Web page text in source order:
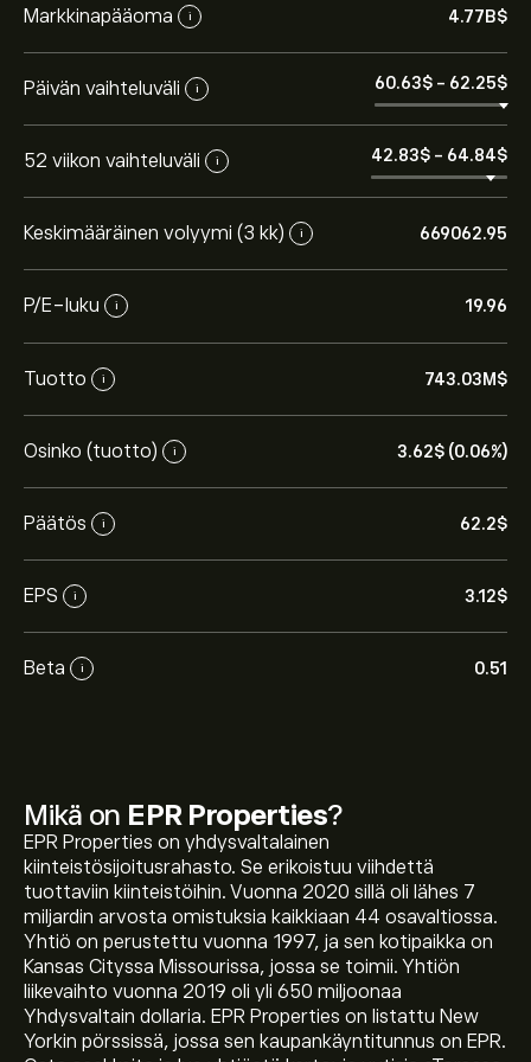
Markkinapääoma i 4.77B‎$‎
Päivän vaihteluväli i 60.63‎$‎ - 62.25‎$‎
52 viikon vaihteluväli i 42.83‎$‎ - 64.84‎$‎
Keskimääräinen volyymi (3 kk) i 669062.95
P/E-luku i 19.96
Tuotto i 743.03M‎$‎
Osinko (tuotto) i 3.62‎$‎ (0.06%)
Päätös i 62.2‎$‎
EPS i 3.12‎$‎
Beta i 0.51
Mikä on EPR Properties?
EPR Properties on yhdysvaltalainen
kiinteistösijoitusrahasto. Se erikoistuu viihdettä
tuottaviin kiinteistöihin. Vuonna 2020 sillä oli lähes 7
miljardin arvosta omistuksia kaikkiaan 44 osavaltiossa.
Yhtiö on perustettu vuonna 1997, ja sen kotipaikka on
Kansas Cityssa Missourissa, jossa se toimii. Yhtiön
liikevaihto vuonna 2019 oli yli 650 miljoonaa
Yhdysvaltain dollaria. EPR Properties on listattu New
Yorkin pörssissä, jossa sen kaupankäyntitunnus on EPR.
Osakkeen EPR hinta tänään on 62.20‎$‎.